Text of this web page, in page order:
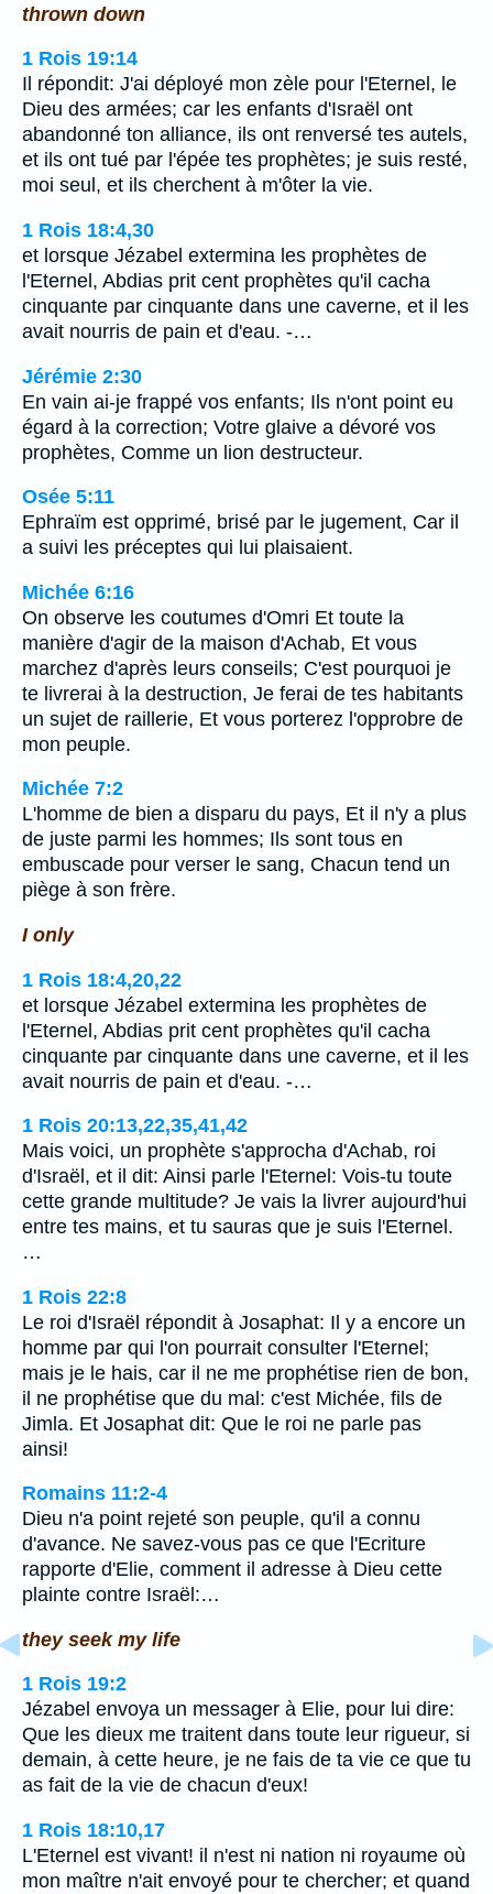
thrown down
1 Rois 19:14
Il répondit: J'ai déployé mon zèle pour l'Eternel, le
Dieu des armées; car les enfants d'Israël ont
abandonné ton alliance, ils ont renversé tes autels,
et ils ont tué par l'épée tes prophètes; je suis resté,
moi seul, et ils cherchent à m'ôter la vie.
1 Rois 18:4,30
et lorsque Jézabel extermina les prophètes de
l'Eternel, Abdias prit cent prophètes qu'il cacha
cinquante par cinquante dans une caverne, et il les
avait nourris de pain et d'eau. -…
Jérémie 2:30
En vain ai-je frappé vos enfants; Ils n'ont point eu
égard à la correction; Votre glaive a dévoré vos
prophètes, Comme un lion destructeur.
Osée 5:11
Ephraïm est opprimé, brisé par le jugement, Car il
a suivi les préceptes qui lui plaisaient.
Michée 6:16
On observe les coutumes d'Omri Et toute la
manière d'agir de la maison d'Achab, Et vous
marchez d'après leurs conseils; C'est pourquoi je
te livrerai à la destruction, Je ferai de tes habitants
un sujet de raillerie, Et vous porterez l'opprobre de
mon peuple.
Michée 7:2
L'homme de bien a disparu du pays, Et il n'y a plus
de juste parmi les hommes; Ils sont tous en
embuscade pour verser le sang, Chacun tend un
piège à son frère.
I only
1 Rois 18:4,20,22
et lorsque Jézabel extermina les prophètes de
l'Eternel, Abdias prit cent prophètes qu'il cacha
cinquante par cinquante dans une caverne, et il les
avait nourris de pain et d'eau. -…
1 Rois 20:13,22,35,41,42
Mais voici, un prophète s'approcha d'Achab, roi
d'Israël, et il dit: Ainsi parle l'Eternel: Vois-tu toute
cette grande multitude? Je vais la livrer aujourd'hui
entre tes mains, et tu sauras que je suis l'Eternel.
…
1 Rois 22:8
Le roi d'Israël répondit à Josaphat: Il y a encore un
homme par qui l'on pourrait consulter l'Eternel;
mais je le hais, car il ne me prophétise rien de bon,
il ne prophétise que du mal: c'est Michée, fils de
Jimla. Et Josaphat dit: Que le roi ne parle pas
ainsi!
Romains 11:2-4
Dieu n'a point rejeté son peuple, qu'il a connu
d'avance. Ne savez-vous pas ce que l'Ecriture
rapporte d'Elie, comment il adresse à Dieu cette
plainte contre Israël:…
they seek my life
1 Rois 19:2
Jézabel envoya un messager à Elie, pour lui dire:
Que les dieux me traitent dans toute leur rigueur, si
demain, à cette heure, je ne fais de ta vie ce que tu
as fait de la vie de chacun d'eux!
1 Rois 18:10,17
L'Eternel est vivant! il n'est ni nation ni royaume où
mon maître n'ait envoyé pour te chercher; et quand